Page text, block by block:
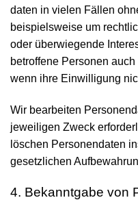
daten in vielen Fällen
beispiels­weise um
oder über­wiegende
betroffene Personen
wenn ihre Ein­willigung
Wir bearbeiten
jeweiligen Zweck
löschen Personen­daten
gesetzlichen
4. Bekanntgabe von